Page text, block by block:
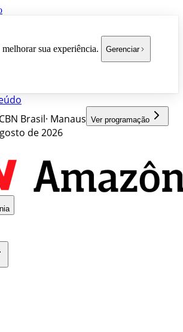
sua experiência. Gerenciar
CBN Brasil· Manaus Ver programação
de 2026